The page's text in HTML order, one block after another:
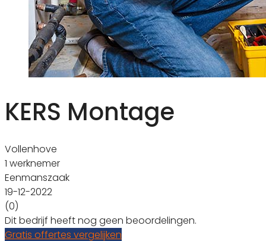
KERS Montage
Vollenhove
1 werknemer
Eenmanszaak
19-12-2022
(0)
Dit bedrijf heeft nog geen beoordelingen.
Gratis offertes vergelijken